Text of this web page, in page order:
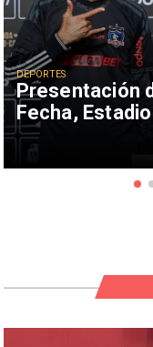
Presentación
Fecha,
DEPORTES